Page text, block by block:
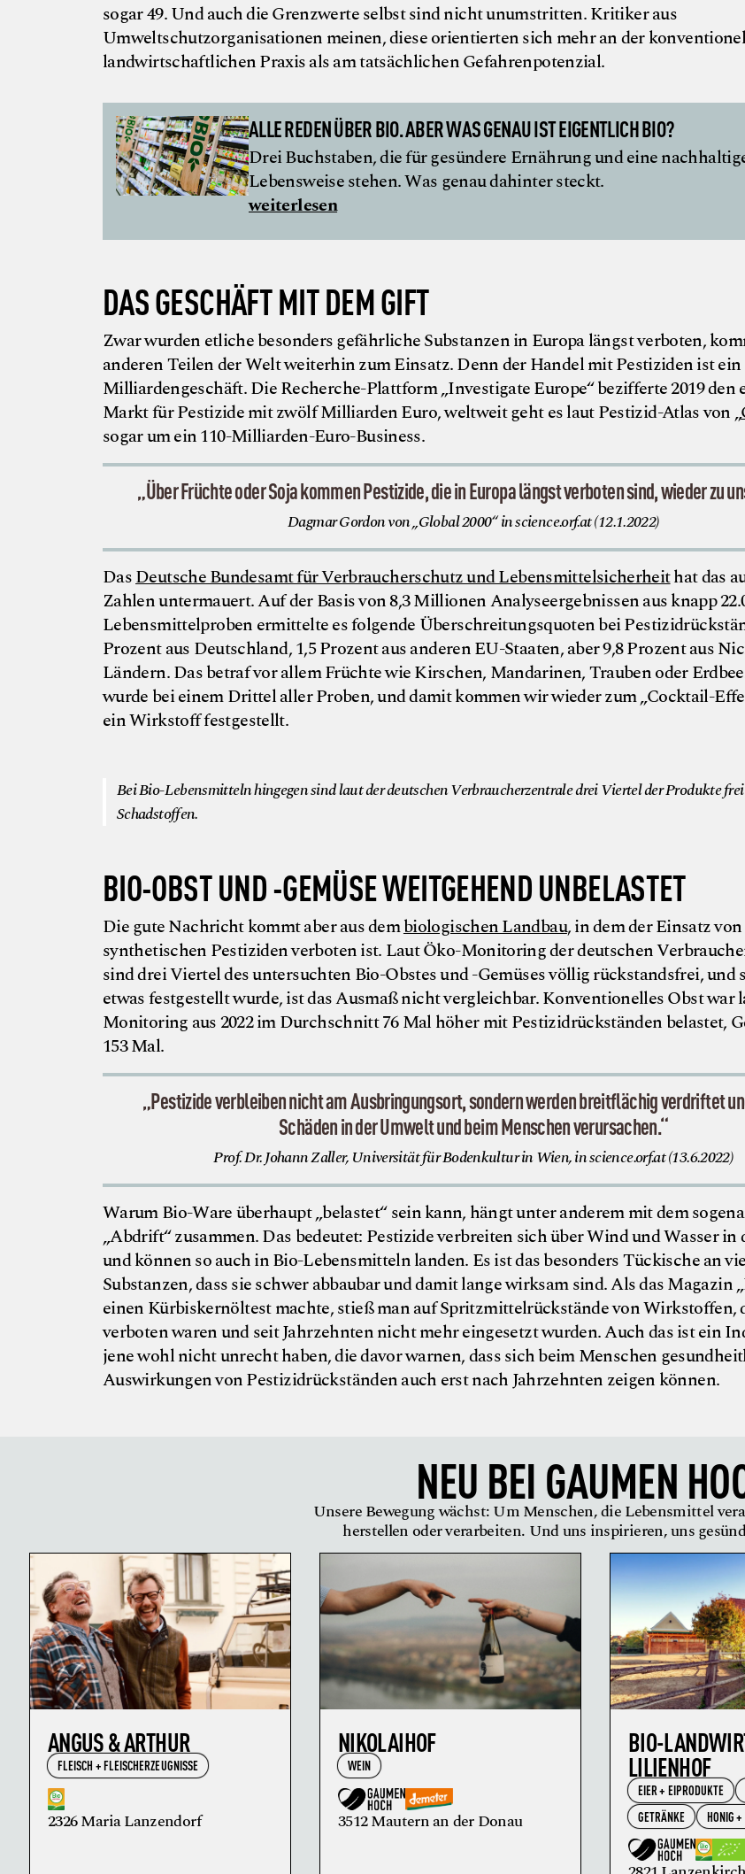
sogar 49. Und auch die Grenzwerte selbst sind nicht unumstritten. Kritiker aus
Umweltschutzorganisationen meinen, diese orientierten sich mehr an der
landwirtschaftlichen Praxis als am tatsächlichen Gefahrenpotenzial.
ALLE REDEN ÜBER BIO. ABER WAS GENAU IST EIGENTLICH BIO?
Drei Buchstaben, die für gesündere Ernährung und eine
Lebensweise stehen. Was genau dahinter steckt.
weiterlesen
DAS GESCHÄFT MIT DEM GIFT
Zwar wurden etliche besonders gefährliche Substanzen in Europa längst verboten,
anderen Teilen der Welt weiterhin zum Einsatz. Denn der Handel mit Pestiziden ist
Milliardengeschäft. Die Recherche-Plattform „Investigate Europe“ bezifferte 2019 den
Markt für Pestizide mit zwölf Milliarden Euro, weltweit geht es laut Pestizid-Atlas von „
sogar um ein 110-Milliarden-Euro-Business.
„Über Früchte oder Soja kommen Pestizide, die in Europa längst verboten sind, wieder zu
Dagmar Gordon von „Global 2000“ in science.orf.at (12.1.2022)
DasDeutsche Bundesamt für Verbraucherschutz und Lebensmittelsicherheithat das
Zahlen untermauert. Auf der Basis von 8,3 Millionen Analyseergebnissen aus knapp
Lebensmittelproben ermittelte es folgende Überschreitungsquoten bei
Prozent aus Deutschland, 1,5 Prozent aus anderen EU-Staaten, aber 9,8 Prozent aus
Ländern. Das betraf vor allem Früchte wie Kirschen, Mandarinen, Trauben oder
wurde bei einem Drittel aller Proben, und damit kommen wir wieder zum „Cocktail-
ein Wirkstoff festgestellt.
Bei Bio-Lebensmitteln hingegen sind laut der deutschen Verbraucherzentrale drei Viertel der Produkte
Schadstoffen.
BIO-OBST UND -GEMÜSE WEITGEHEND UNBELASTET
Die gute Nachricht kommt aber aus dembiologischen Landbau, in dem der Einsatz
synthetischen Pestiziden verboten ist. Laut Öko-Monitoring der deutschen
sind drei Viertel des untersuchten Bio-Obstes und -Gemüses völlig rückstandsfrei, und
etwas festgestellt wurde, ist das Ausmaß nicht vergleichbar. Konventionelles Obst war
Monitoring aus 2022 im Durchschnitt 76 Mal höher mit Pestizidrückständen belastet,
153 Mal.
„Pestizide verbleiben nicht am Ausbringungsort, sondern werden breitflächig verdriftet
Schäden in der Umwelt und beim Menschen verursachen.“
Prof. Dr. Johann Zaller, Universität für Bodenkultur in Wien, in science.orf.at (13.6.2022)
Warum Bio-Ware überhaupt „belastet“ sein kann, hängt unter anderem mit dem
„Abdrift“ zusammen. Das bedeutet: Pestizide verbreiten sich über Wind und Wasser
und können so auch in Bio-Lebensmitteln landen. Es ist das besonders Tückische an
Substanzen, dass sie schwer abbaubar und damit lange wirksam sind. Als das Magazin
einen Kürbiskernöltest machte, stieß man auf Spritzmittelrückstände von Wirkstoffen,
verboten waren und seit Jahrzehnten nicht mehr eingesetzt wurden. Auch das ist ein
jene wohl nicht unrecht haben, die davor warnen, dass sich beim Menschen
Auswirkungen von Pestizidrückständen auch erst nach Jahrzehnten zeigen können.
NEU BEIGAUMEN
Unsere Bewegung wächst: Um Menschen, die Lebensmittel
herstellen oder verarbeiten. Und uns inspirieren, uns
ANGUS & ARTHUR
FLEISCH + FLEISCHERZEUGNISSE
2326 Maria Lanzendorf
NIKOLAIHOF
WEIN
3512 Mautern an der Donau
BIO-
LILIENHOF
EIER + EIPRODUKTE
GETRÄNKE
HONIG